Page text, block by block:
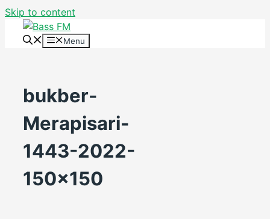
Skip to content
Menu
bukber-
Merapisari-
1443-2022-
150×150